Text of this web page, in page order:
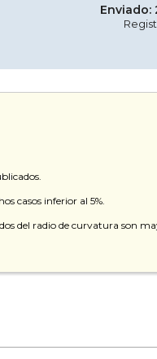
Enviado:
casos inferior al 5%.
del radio de curvatura son